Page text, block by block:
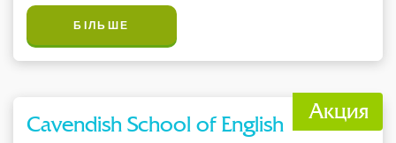
БІЛЬШЕ
Cavendish School of English